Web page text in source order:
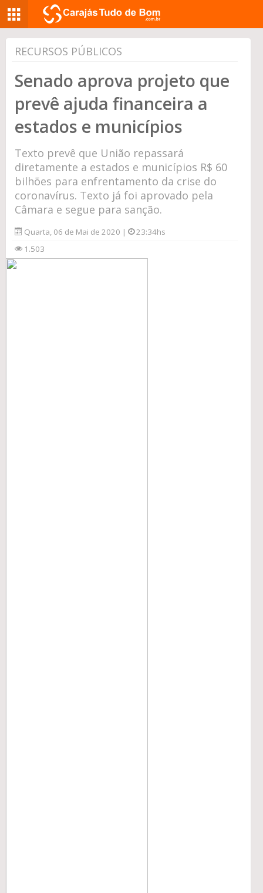
RECURSOS PÚBLICOS
Senado aprova projeto que
prevê ajuda financeira a
estados e municípios
Texto prevê que União repassará
diretamente a estados e municípios R$ 60
bilhões para enfrentamento da crise do
coronavírus. Texto já foi aprovado pela
Câmara e segue para sanção.
Quarta, 06 de Mai de 2020 |
23:34hs
1.503